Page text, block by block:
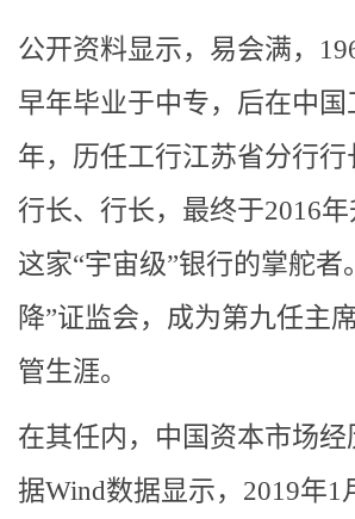
公开资料显示，易会满，
早年毕业于中专，后在中
年，历任工行江苏省分行
行长、行长，最终于2016
这家“宇宙级”银行的掌舵者
降”证监会，成为第九任主
管生涯。
在其任内，中国资本市场
据Wind数据显示，2019年